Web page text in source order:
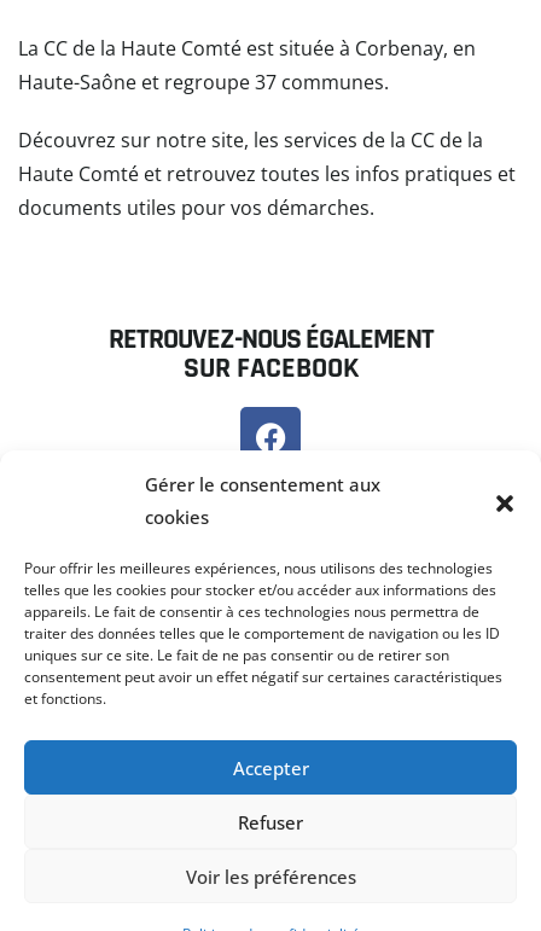
Gérer le consentement aux
cookies
Pour offrir les meilleures expériences, nous utilisons des technologies
telles que les cookies pour stocker et/ou accéder aux informations des
appareils. Le fait de consentir à ces technologies nous permettra de
traiter des données telles que le comportement de navigation ou les ID
uniques sur ce site. Le fait de ne pas consentir ou de retirer son
consentement peut avoir un effet négatif sur certaines caractéristiques
et fonctions.
Accepter
Refuser
Voir les préférences
La CC de la Haute Comté est située à Corbenay, en
Haute-Saône et regroupe 37 communes.
Découvrez sur notre site, les services de la CC de la
Haute Comté et retrouvez toutes les infos pratiques et
documents utiles pour vos démarches.
RETROUVEZ-NOUS ÉGALEMENT
SUR FACEBOOK
SUR PANNEAU POCKET
©2022 COMMUNAUTÉ DE COMMUNES DE LA HAUTE COMTÉ